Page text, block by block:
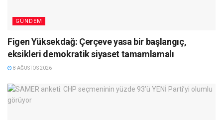
GÜNDEM
Figen Yüksekdağ: Çerçeve yasa bir başlangıç,
eksikleri demokratik siyaset tamamlamalı
8 AĞUSTOS 2026